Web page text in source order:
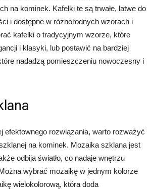
na kominek. Kafelki te są trwałe, łatwe do
i dostępne w różnorodnych wzorach i
kafelki o tradycyjnym wzorze, które
i klasyki, lub postawić na bardziej
nadadzą pomieszczeniu nowoczesny i
efektownego rozwiązania, warto rozważyć
na kominek. Mozaika szklana jest
odbija światło, co nadaje wnętrzu
wybrać mozaikę w jednym kolorze
wielokolorową, która doda